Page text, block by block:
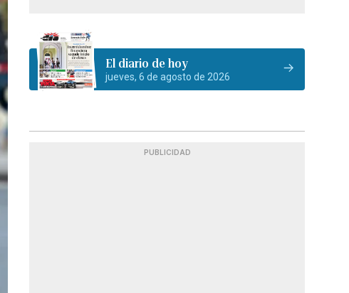
El diario de hoy
jueves, 6 de agosto de 2026
PUBLICIDAD